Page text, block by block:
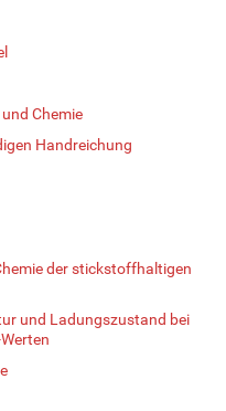
Chemie
Handreichung
der stickstoffhaltigen
und Ladungszustand bei